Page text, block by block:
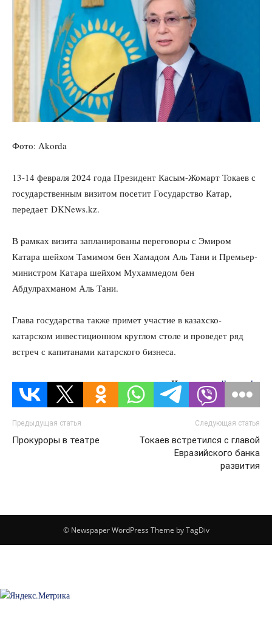
Фото: Аkorda
13-14 февраля 2024 года Президент Касым-Жомарт Токаев с
государственным визитом посетит Государство Катар,
передает DKNews.kz.
В рамках визита запланированы переговоры с Эмиром
Катара шейхом Тамимом бен Хамадом Аль Тани и Премьер-
министром Катара шейхом Мухаммедом бен
Абдулрахманом Аль Тани.
Глава государства также примет участие в казахско-
катарском инвестиционном круглом столе и проведет ряд
встреч с капитанами катарского бизнеса.
Источник: dknews.kz
Предыдущая статья
Прокуроры в театре
Следующая статья
Токаев встретился с главой
Евразийского банка
развития
© Newspaper WordPress Theme by TagDiv